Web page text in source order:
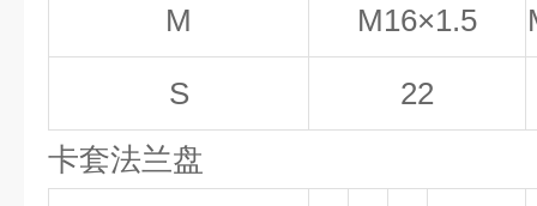
M M16×1.5
S
22
卡套法兰盘